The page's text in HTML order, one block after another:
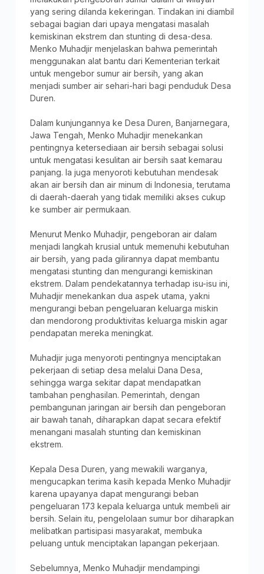
yang sering dilanda kekeringan. Tindakan ini diambil
sebagai bagian dari upaya mengatasi masalah
kemiskinan ekstrem dan stunting di desa-desa.
Menko Muhadjir menjelaskan bahwa pemerintah
menggunakan alat bantu dari Kementerian terkait
untuk mengebor sumur air bersih, yang akan
menjadi sumber air sehari-hari bagi penduduk Desa
Duren.
Dalam kunjungannya ke Desa Duren, Banjarnegara,
Jawa Tengah, Menko Muhadjir menekankan
pentingnya ketersediaan air bersih sebagai solusi
untuk mengatasi kesulitan air bersih saat kemarau
panjang. Ia juga menyoroti kebutuhan mendesak
akan air bersih dan air minum di Indonesia, terutama
di daerah-daerah yang tidak memiliki akses cukup
ke sumber air permukaan.
Menurut Menko Muhadjir, pengeboran air dalam
menjadi langkah krusial untuk memenuhi kebutuhan
air bersih, yang pada gilirannya dapat membantu
mengatasi stunting dan mengurangi kemiskinan
ekstrem. Dalam pendekatannya terhadap isu-isu ini,
Muhadjir menekankan dua aspek utama, yakni
mengurangi beban pengeluaran keluarga miskin
dan mendorong produktivitas keluarga miskin agar
pendapatan mereka meningkat.
Muhadjir juga menyoroti pentingnya menciptakan
pekerjaan di setiap desa melalui Dana Desa,
sehingga warga sekitar dapat mendapatkan
tambahan penghasilan. Pemerintah, dengan
pembangunan jaringan air bersih dan pengeboran
air bawah tanah, diharapkan dapat secara efektif
menangani masalah stunting dan kemiskinan
ekstrem.
Kepala Desa Duren, yang mewakili warganya,
mengucapkan terima kasih kepada Menko Muhadjir
karena upayanya dapat mengurangi beban
pengeluaran 173 kepala keluarga untuk membeli air
bersih. Selain itu, pengelolaan sumur bor diharapkan
melibatkan partisipasi masyarakat, membuka
peluang untuk menciptakan lapangan pekerjaan.
Sebelumnya, Menko Muhadjir mendampingi